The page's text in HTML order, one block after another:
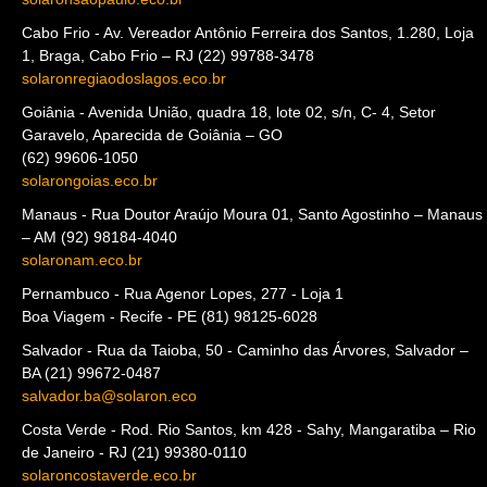
São Paulo - Av. Santo Amaro, 5.454 – Santo Amaro
São Paulo – SP (11) 5181-4775
solaronsaopaulo.eco.br
Cabo Frio - Av. Vereador Antônio Ferreira dos Santos, 1.280, Loja
1, Braga, Cabo Frio – RJ (22) 99788-3478
solaronregiaodoslagos.eco.br
Goiânia - Avenida União, quadra 18, lote 02, s/n, C- 4, Setor
Garavelo, Aparecida de Goiânia – GO
(62) 99606-1050
solarongoias.eco.br
Manaus - Rua Doutor Araújo Moura 01, Santo Agostinho – Manaus
– AM (92) 98184-4040
solaronam.eco.br
Pernambuco - Rua Agenor Lopes, 277 - Loja 1
Boa Viagem - Recife - PE (81) 98125-6028
Salvador - Rua da Taioba, 50 - Caminho das Árvores, Salvador –
BA (21) 99672-0487
salvador.ba@solaron.eco